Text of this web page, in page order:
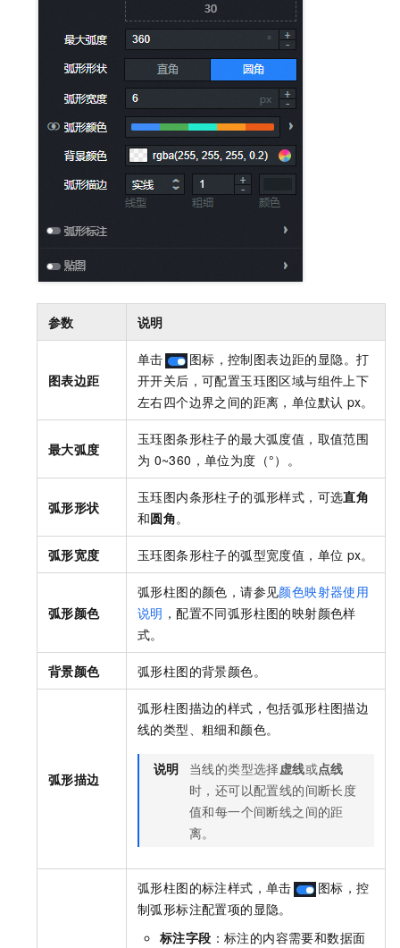
参数 说明
图表边距
单击
图标，控制图表边距的显隐。打
开开关后，可配置玉珏图区域与组件上下
左右四个边界之间的距离，单位默认 px。
最大弧度
玉珏图条形柱子的最大弧度值，取值范围
为 0~360，单位为度（°）。
弧形形状
玉珏图内条形柱子的弧形样式，可选直角
和圆角。
弧形宽度 玉珏图条形柱子的弧型宽度值，单位 px。
弧形颜色
弧形柱图的颜色，请参见颜色映射器使用
说明 ，配置不同弧形柱图的映射颜色样
式。
背景颜色 弧形柱图的背景颜色。
弧形描边
弧形柱图描边的样式，包括弧形柱图描边
线的类型、粗细和颜色。
说明 当线的类型选择虚线或点线
时，还可以配置线的间断长度
值和每一个间断线之间的距
离。
弧形柱图的标注样式，单击
图标，控
制弧形标注配置项的显隐。
标注字段 ：标注的内容需要和数据面